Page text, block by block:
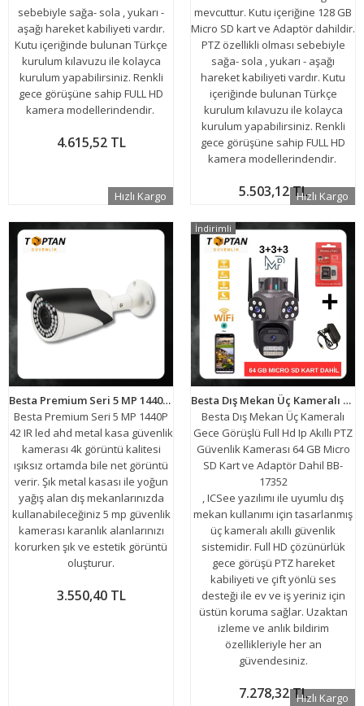
sebebiyle sağa- sola , yukarı -
aşağı hareket kabiliyeti vardır.
Kutu içeriğinde bulunan Türkçe
kurulum kılavuzu ile kolayca
kurulum yapabilirsiniz. Renkli
gece görüşüne sahip FULL HD
kamera modellerindendir.
4.615,52 TL
Hızlı Kargo
mevcuttur. Kutu içeriğine 128 GB
Micro SD kart ve Adaptör dahildir.
PTZ özellikli olması sebebiyle
sağa- sola , yukarı - aşağı
hareket kabiliyeti vardır. Kutu
içeriğinde bulunan Türkçe
kurulum kılavuzu ile kolayca
kurulum yapabilirsiniz. Renkli
gece görüşüne sahip FULL HD
kamera modellerindendir.
5.503,12 TLHızlı Kargo
Besta Premium Seri 5 MP 1440P 42 IR LED AHD Güvenlik Kamerası KD-2775
Besta Premium Seri 5 MP 1440P
42 IR led ahd metal kasa güvenlik
kamerası 4k görüntü kalitesi
ışıksız ortamda bile net görüntü
verir. Şık metal kasası ile yoğun
yağış alan dış mekanlarınızda
kullanabileceğiniz 5 mp güvenlik
kamerası karanlık alanlarınızı
korurken şık ve estetik görüntü
oluşturur.
3.550,40 TL
Besta Dış Mekan Üç Kameralı Gece Görüşlü Full Hd Ip Akıllı PTZ Güvenlik Kamerası 64 GB Micro SD Kart ve Adaptör Dahil BB-17352
Besta Dış Mekan Üç Kameralı
Gece Görüşlü Full Hd Ip Akıllı PTZ
Güvenlik Kamerası 64 GB Micro
SD Kart ve Adaptör Dahil BB-
17352
, ICSee yazılımı ile uyumlu dış
mekan kullanımı için tasarlanmış
üç kameralı akıllı güvenlik
sistemidir. Full HD çözünürlük
gece görüşü PTZ hareket
kabiliyeti ve çift yönlü ses
desteği ile ev ve iş yeriniz için
üstün koruma sağlar. Uzaktan
izleme ve anlık bildirim
özellikleriyle her an
güvendesiniz.
7.278,32 TL
İndirimli
Hızlı Kargo